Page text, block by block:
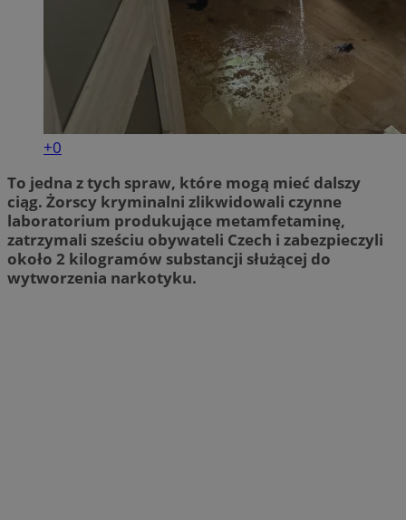
+0
To jedna z tych spraw, które mogą mieć dalszy
ciąg. Żorscy kryminalni zlikwidowali czynne
laboratorium produkujące metamfetaminę,
zatrzymali sześciu obywateli Czech i zabezpieczyli
około 2 kilogramów substancji służącej do
wytworzenia narkotyku.